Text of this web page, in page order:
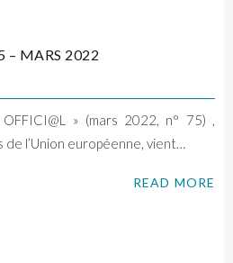
– MARS 2022
» (mars 2022, n° 75) ,
l’Union européenne, vient…
READ MORE